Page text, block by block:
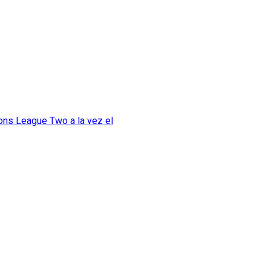
League Two a la vez el